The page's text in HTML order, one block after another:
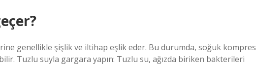
genellikle şişlik ve iltihap eşlik eder. Bu durumda, soğuk kompres
Tuzlu suyla gargara yapın: Tuzlu su, ağızda biriken bakterileri